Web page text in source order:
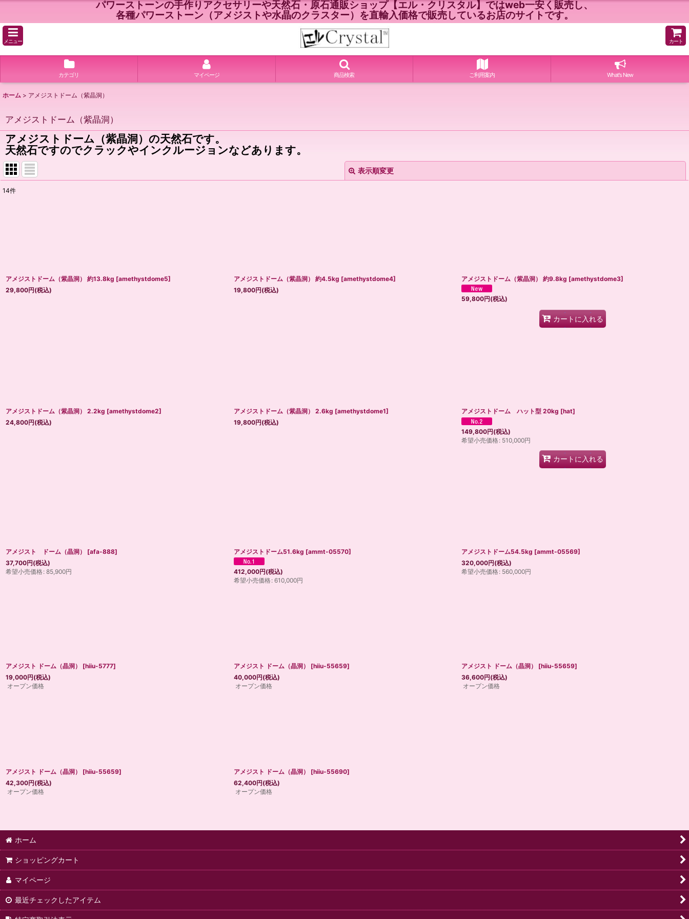
パワーストーンの手作りアクセサリーや天然石・原石通販ショップ【エル・クリスタル】ではweb一安く販売し、
各種パワーストーン（アメジストや水晶のクラスター）を直輸入価格で販売しているお店のサイトです。
メニュー カート
カテゴリ マイページ 商品検索 ご利用案内 What's New
ホーム > アメジストドーム（紫晶洞）
アメジストドーム（紫晶洞）
アメジストドーム（紫晶洞）の天然石です。
天然石ですのでクラックやインクルージョンなどあります。
表示順変更
14件
アメジストドーム（紫晶洞） 約13.8kg [amethystdome5]
29,800円(税込)
アメジストドーム（紫晶洞） 約4.5kg [amethystdome4]
19,800円(税込)
アメジストドーム（紫晶洞） 約9.8kg [amethystdome3]
59,800円(税込)
カートに入れる
アメジストドーム（紫晶洞） 2.2kg [amethystdome2]
24,800円(税込)
アメジストドーム（紫晶洞） 2.6kg [amethystdome1]
19,800円(税込)
アメジストドーム ハット型 20kg [hat]
149,800円(税込)
希望小売価格: 510,000円
カートに入れる
アメジスト ドーム（晶洞） [afa-888]
37,700円(税込)
希望小売価格: 85,900円
アメジストドーム51.6kg [ammt-05570]
412,000円(税込)
希望小売価格: 610,000円
アメジストドーム54.5kg [ammt-05569]
320,000円(税込)
希望小売価格: 560,000円
アメジスト ドーム（晶洞） [hiiu-5777]
19,000円(税込)
オープン価格
アメジスト ドーム（晶洞） [hiiu-55659]
40,000円(税込)
オープン価格
アメジスト ドーム（晶洞） [hiiu-55659]
36,600円(税込)
オープン価格
アメジスト ドーム（晶洞） [hiiu-55659]
42,300円(税込)
オープン価格
アメジスト ドーム（晶洞） [hiiu-55690]
62,400円(税込)
オープン価格
ホーム
ショッピングカート
マイページ
最近チェックしたアイテム